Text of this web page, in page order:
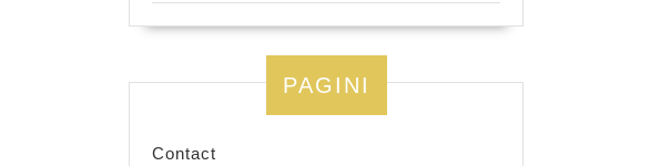
PAGINI
Contact